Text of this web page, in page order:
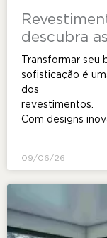
descubra
Transformar seu
sofisticação é
dos
Com designs
09/06/26